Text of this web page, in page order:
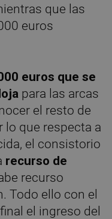
que las
euros
euros que se
para las arcas
el resto de
lo que respecta a
el consistorio
recurso de
recurso
Todo ello con el
el ingreso del